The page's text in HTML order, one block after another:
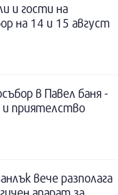
и гости на
на 14 и 15 август
в Павел баня -
и приятелство
вече разполага